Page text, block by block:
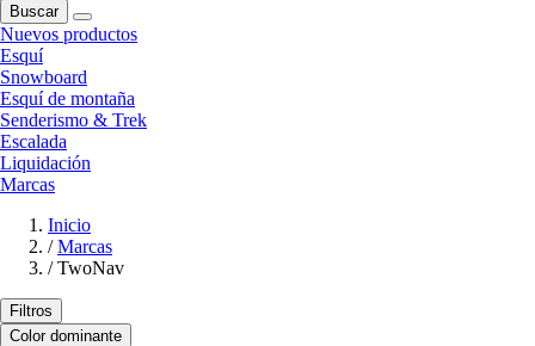
Buscar
Nuevos productos
Esquí
Snowboard
Esquí de montaña
Senderismo & Trek
Escalada
Liquidación
Marcas
Inicio
/ Marcas
/ TwoNav
Filtros
Color dominante